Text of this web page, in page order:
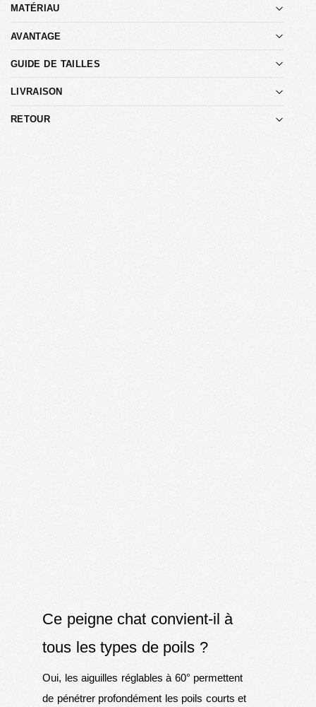
MATÉRIAU
AVANTAGE
GUIDE DE TAILLES
LIVRAISON
RETOUR
Ce peigne chat convient-il à
tous les types de poils ?
Oui, les aiguilles réglables à 60° permettent
de pénétrer profondément les poils courts et